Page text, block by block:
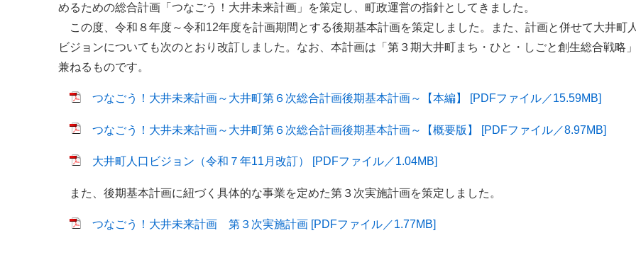
めるための総合計画「つなごう！大井未来計画」を策定し、町政運営の指針としてきました。
この度、令和８年度～令和12年度を計画期間とする後期基本計画を策定しました。また、計画と併せて大井町
ビジョンについても次のとおり改訂しました。なお、本計画は「第３期大井町まち・ひと・しごと創生総合戦略
兼ねるものです。
つなごう！大井未来計画～大井町第６次総合計画後期基本計画～【本編】 [PDFファイル／15.59MB]
つなごう！大井未来計画～大井町第６次総合計画後期基本計画～【概要版】 [PDFファイル／8.97MB]
大井町人口ビジョン（令和７年11月改訂） [PDFファイル／1.04MB]
また、後期基本計画に紐づく具体的な事業を定めた第３次実施計画を策定しました。
つなごう！大井未来計画 第３次実施計画 [PDFファイル／1.77MB]